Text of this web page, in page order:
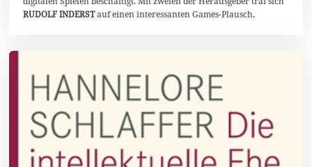
RUDOLF INDERSTauf einen interessanten Games-Plausch.